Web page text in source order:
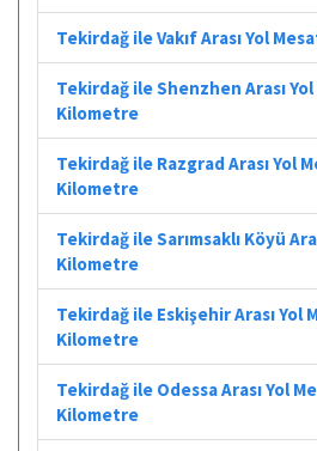
Tekirdağ ile Vakıf Arası Yol
Tekirdağ ile Shenzhen Arası
Kilometre
Tekirdağ ile Razgrad Arası Yol
Kilometre
Tekirdağ ile Sarımsaklı Köyü
Kilometre
Tekirdağ ile Eskişehir Arası Yol
Kilometre
Tekirdağ ile Odessa Arası Yol
Kilometre